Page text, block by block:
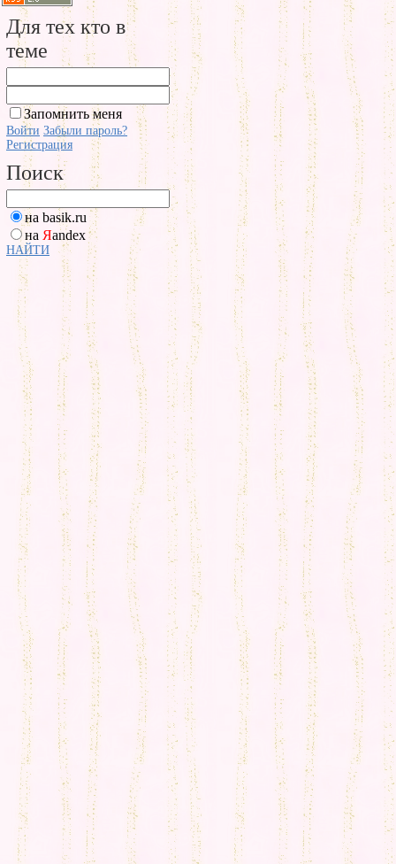
Для тех кто в
теме
Запомнить меня
Войти Забыли пароль?
Регистрация
Поиск
на basik.ru
на Яandex
НАЙТИ